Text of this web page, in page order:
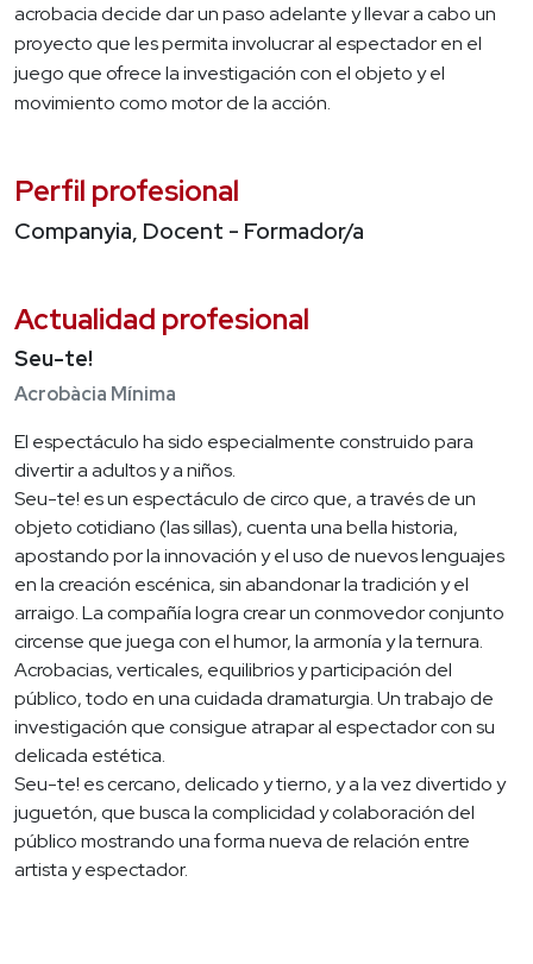
acrobacia decide dar un paso adelante y llevar a cabo un
proyecto que les permita involucrar al espectador en el
juego que ofrece la investigación con el objeto y el
movimiento como motor de la acción.
Perfil profesional
Companyia, Docent - Formador/a
Actualidad profesional
Seu-te!
Acrobàcia Mínima
El espectáculo ha sido especialmente construido para
divertir a adultos y a niños.
Seu-te! es un espectáculo de circo que, a través de un
objeto cotidiano (las sillas), cuenta una bella historia,
apostando por la innovación y el uso de nuevos lenguajes
en la creación escénica, sin abandonar la tradición y el
arraigo. La compañía logra crear un conmovedor conjunto
circense que juega con el humor, la armonía y la ternura.
Acrobacias, verticales, equilibrios y participación del
público, todo en una cuidada dramaturgia. Un trabajo de
investigación que consigue atrapar al espectador con su
delicada estética.
Seu-te! es cercano, delicado y tierno, y a la vez divertido y
juguetón, que busca la complicidad y colaboración del
público mostrando una forma nueva de relación entre
artista y espectador.